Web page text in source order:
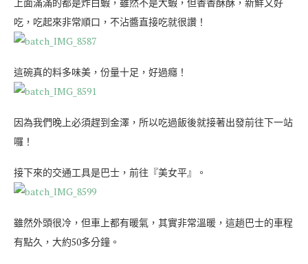
吃，吃起來非常順口，不沾醬直接吃就很讚！
這碗真的料多味美，份量十足，好過癮！
因為我們晚上必須趕到金澤，所以吃過飯後就接著出發前往下一站
囉！
接下來的交通工具是巴士，前往『美女平』。
雖然外頭很冷，但車上都有暖氣，其實非常溫暖，這趟巴士的車程
有點久，大約50多分鐘。